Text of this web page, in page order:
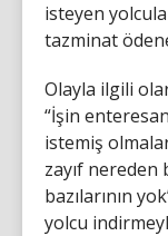
isteyen
tazminat
Olayla ilgili
“İşin
istemiş
zayıf nereden
bazılarının
yolcu